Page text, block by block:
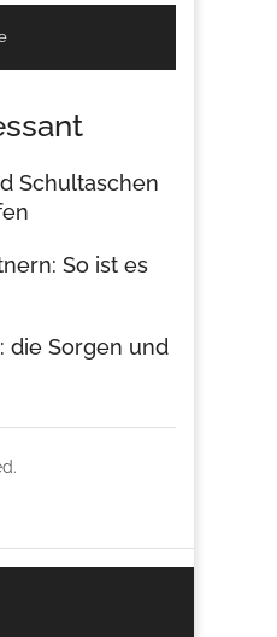
Schultaschen
So ist es
die Sorgen und